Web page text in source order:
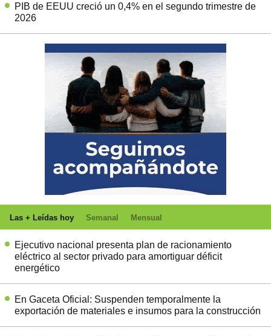
PIB de EEUU creció un 0,4% en el segundo trimestre de
2026
Las + Leídas hoy Semanal Mensual
Ejecutivo nacional presenta plan de racionamiento
eléctrico al sector privado para amortiguar déficit
energético
En Gaceta Oficial: Suspenden temporalmente la
exportación de materiales e insumos para la construcción